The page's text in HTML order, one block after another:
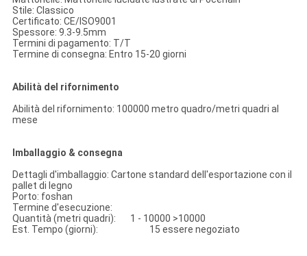
Stile: Classico
Certificato: CE/ISO9001
Spessore: 9.3-9.5mm
Termini di pagamento: T/T
Termine di consegna: Entro 15-20 giorni
Abilità del rifornimento
Abilità del rifornimento: 100000 metro quadro/metri quadri al
mese
Imballaggio & consegna
Dettagli d'imballaggio: Cartone standard dell'esportazione con il
pallet di legno
Porto: foshan
Termine d'esecuzione:
Quantità (metri quadri): 1 - 10000 >10000
Est. Tempo (giorni): 15 essere negoziato